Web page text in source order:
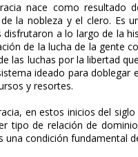
nace como resultado
la nobleza y el clero. Es
disfrutaron a lo largo de la
de la lucha de la gente
las luchas por la libertad
ideado para doblegar
y resortes.
en estos inicios del
tipo de relación de
una condición fundamental